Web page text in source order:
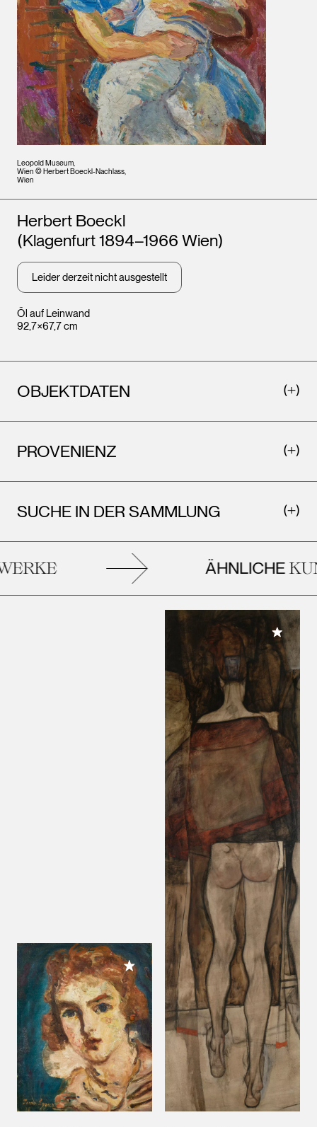
Leopold Museum,
Wien © Herbert Boeckl-Nachlass,
Wien
Öl auf Leinwand
92,7×67,7 cm
Künstler*innen
Herbert Boeckl
(Klagenfurt 1894–1966 Wien)
Leider derzeit nicht ausgestellt
OBJEKTDATEN
PROVENIENZ
SUCHE IN DER SAMMLUNG
ÄHNLICHE
Meiner Sammlung hinzufügen
Meiner